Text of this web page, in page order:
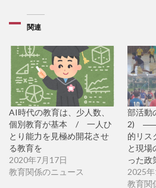
関連
AI時代の教育は、少人数、
個別教育が基本 / 一人ひ
とり能力を見極め開花させ
る教育を
2020年7月17日
教育関係のニュース
部活動
2) ――
的リ
と現場
った政
2025
教育関